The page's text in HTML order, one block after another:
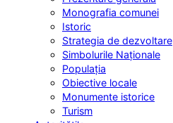
Monografia comunei
Istoric
Strategia de dezvoltare
Simbolurile Naționale
Populația
Obiective locale
Monumente istorice
Turism